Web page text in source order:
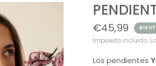
€45,99
Impuesto incluido.
Los pendientes